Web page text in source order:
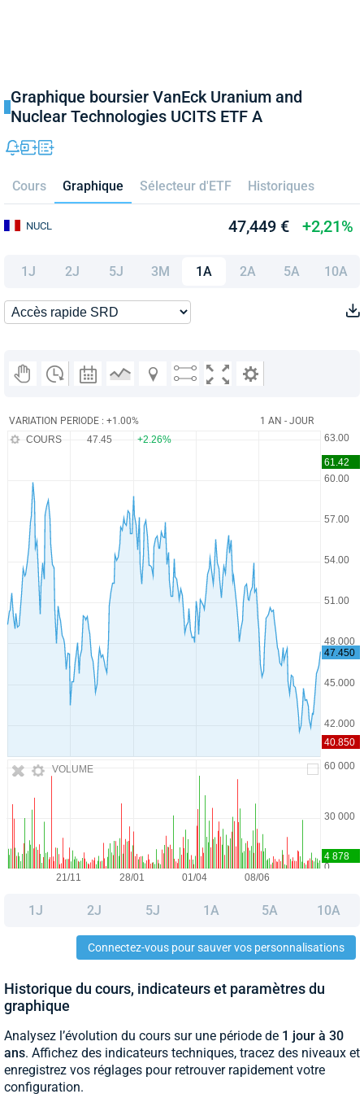
Graphique boursier VanEck Uranium and
Nuclear Technologies UCITS ETF A
Cours Graphique Sélecteur d'ETF Historiques
NUCL 47,449 € +2,21%
1J 2J 5J 3M 1A 2A 5A 10A
VARIATION PERIODE : +1.00% 1 AN - JOUR
VOLUME
COURS 47.45 +2.26%
1J 2J 5J 1A 5A 10A
Connectez-vous pour sauver vos personnalisations
Historique du cours, indicateurs et paramètres du
graphique
Analysez l’évolution du cours sur une période de 1 jour à 30
ans. Affichez des indicateurs techniques, tracez des niveaux et
enregistrez vos réglages pour retrouver rapidement votre
configuration.